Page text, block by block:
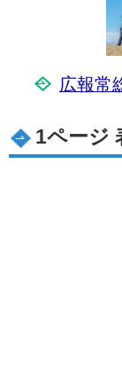
広報常
1ページ